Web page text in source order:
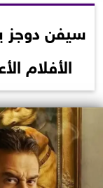
سيفن دوجز
الأفلام